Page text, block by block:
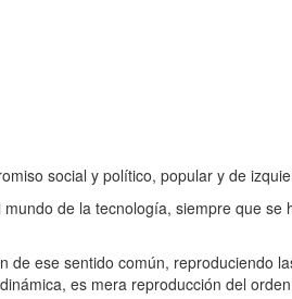
social y político, popular y de
de la tecnología, siempre que se
de ese sentido común, reproduciendo
es mera reproducción del